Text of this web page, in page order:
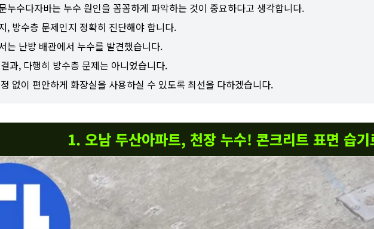
누수다자바는 누수 원인을 꼼꼼하게 파악하는 것이 중요하다고 생각합니다.
, 방수층 문제인지 정확히 진단해야 합니다.
는 난방 배관에서 누수를 발견했습니다.
과, 다행히 방수층 문제는 아니었습니다.
없이 편안하게 화장실을 사용하실 수 있도록 최선을 다하겠습니다.
1. 오남 두산아파트, 천장 누수! 콘크리트 표면 습기